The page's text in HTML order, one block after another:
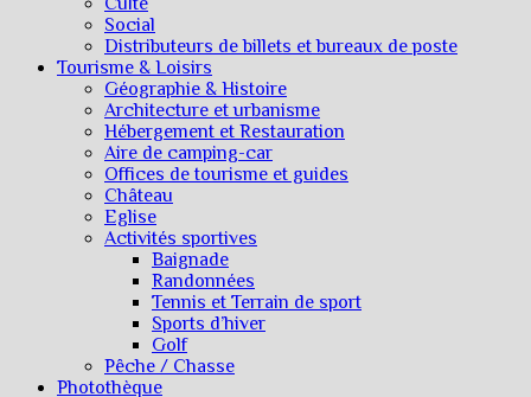
Social
Distributeurs de billets et bureaux de poste
Tourisme & Loisirs
Géographie & Histoire
Architecture et urbanisme
Hébergement et Restauration
Aire de camping-car
Offices de tourisme et guides
Château
Eglise
Activités sportives
Baignade
Randonnées
Tennis et Terrain de sport
Sports d’hiver
Golf
Pêche / Chasse
Photothèque